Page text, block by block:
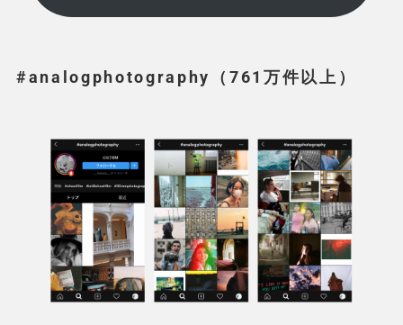
#analogphotography（761万件以上）